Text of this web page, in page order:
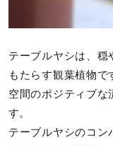
テーブルヤシは、穏
もたらす観葉植物
空間のポジティブな
す。
テーブルヤシのコン